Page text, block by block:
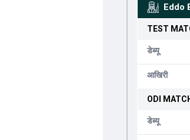
Eddo
TEST
डेब्यू
आखिरी
ODI
डेब्यू